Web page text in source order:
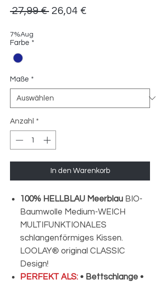
27,99 € Standardpreis
26,04 €
7%Aug
Farbe *
Maße *
Anzahl *
In den Warenkorb
100% HELLBLAU Meerblau BIO-
Baumwolle Medium-WEICH
MULTIFUNKTIONALES
schlangenförmiges Kissen.
LOOLAY® original CLASSIC
Design!
PERFEKT ALS: • Bettschlange •